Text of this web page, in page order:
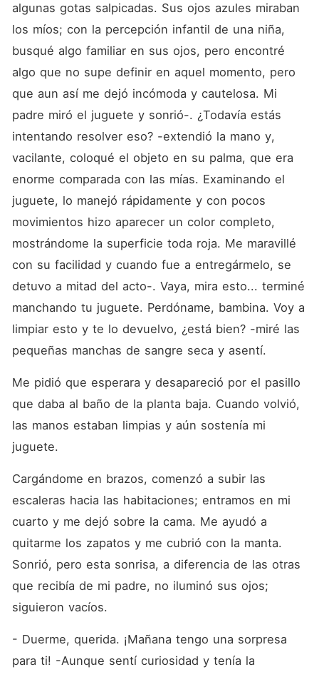
algunas gotas salpicadas. Sus ojos azules miraban
los míos; con la percepción infantil de una niña,
busqué algo familiar en sus ojos, pero encontré
algo que no supe definir en aquel momento, pero
que aun así me dejó incómoda y cautelosa. Mi
padre miró el juguete y sonrió-. ¿Todavía estás
intentando resolver eso? -extendió la mano y,
vacilante, coloqué el objeto en su palma, que era
enorme comparada con las mías. Examinando el
juguete, lo manejó rápidamente y con pocos
movimientos hizo aparecer un color completo,
mostrándome la superficie toda roja. Me maravillé
con su facilidad y cuando fue a entregármelo, se
detuvo a mitad del acto-. Vaya, mira esto... terminé
manchando tu juguete. Perdóname, bambina. Voy a
limpiar esto y te lo devuelvo, ¿está bien? -miré las
pequeñas manchas de sangre seca y asentí.
Me pidió que esperara y desapareció por el pasillo
que daba al baño de la planta baja. Cuando volvió,
las manos estaban limpias y aún sostenía mi
juguete.
Cargándome en brazos, comenzó a subir las
escaleras hacia las habitaciones; entramos en mi
cuarto y me dejó sobre la cama. Me ayudó a
quitarme los zapatos y me cubrió con la manta.
Sonrió, pero esta sonrisa, a diferencia de las otras
que recibía de mi padre, no iluminó sus ojos;
siguieron vacíos.
- Duerme, querida. ¡Mañana tengo una sorpresa
para ti! -Aunque sentí curiosidad y tenía la